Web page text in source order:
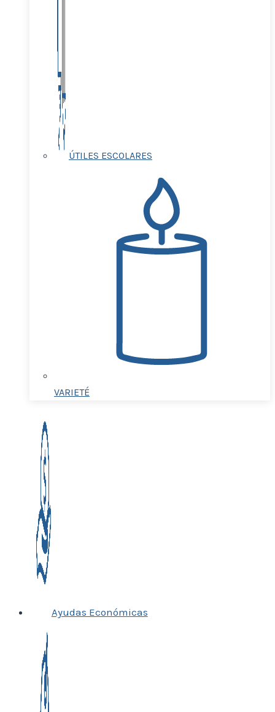
ÚTILES ESCOLARES
VARIETÉ
Ayudas Económicas